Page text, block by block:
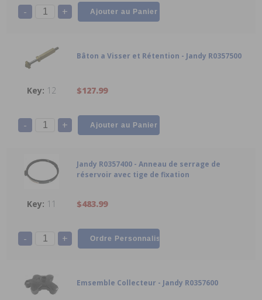
- +
Bâton a Visser et Rétention - Jandy R0357500
12 $127.99
- +
Jandy R0357400 - Anneau de serrage de
réservoir avec tige de fixation
11 $483.99
- +
Emsemble Collecteur - Jandy R0357600